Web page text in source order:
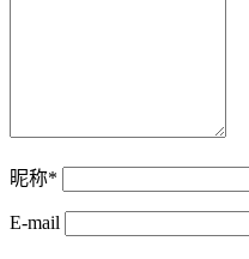
昵称*
E-mail